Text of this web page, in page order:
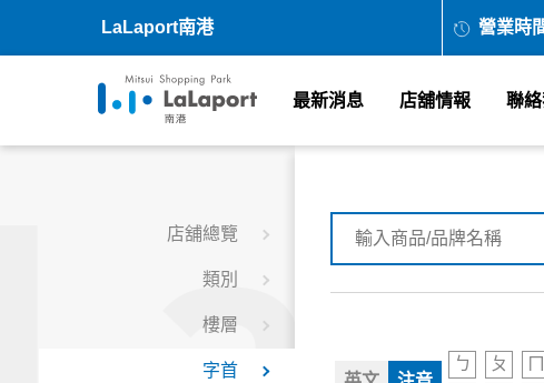
LaLaport南港 營業時
最新消息 店舖情報 聯
店舖總覽
類別
樓層
字首 ㄅ ㄆ ㄇ